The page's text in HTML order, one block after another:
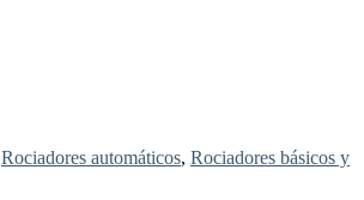
Rociadores automáticos, Rociadores básicos y